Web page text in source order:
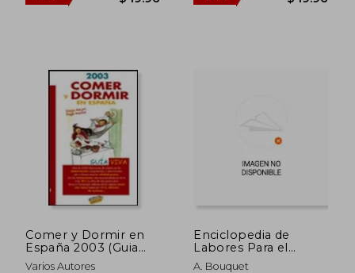
dcto.
45%
Comer y Dormir en
España 2003 (Guia
Viva)
Varios Autores
Enciclopedia de
Labores Para el
Hogar
A. Bouquet